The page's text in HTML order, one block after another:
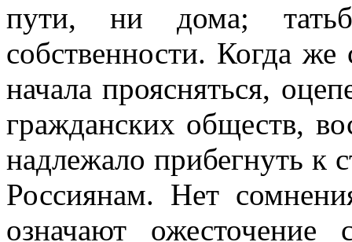
пути, ни дома;
собственности. Когда же
начала проясняться,
гражданских обществ,
надлежало прибегнуть к
Россиянам. Нет
означают